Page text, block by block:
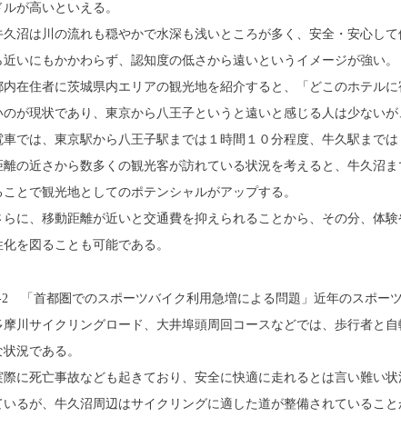
ルが高いといえる。
久沼は川の流れも穏やかで水深も浅いところが多く、安全・安心し
近いにもかかわらず、認知度の低さから遠いというイメージが強い
内在住者に茨城県内エリアの観光地を紹介すると、「どこのホテル
のが現状であり、東京から八王子というと遠いと感じる人は少ない
車では、東京駅から八王子駅までは１時間１０分程度、牛久駅まで
離の近さから数多くの観光客が訪れている状況を考えると、牛久沼
ことで観光地としてのポテンシャルがアップする。
らに、移動距離が近いと交通費を抑えられることから、その分、体
化を図ることも可能である。
2 「首都圏でのスポーツバイク利用急増による問題」近年のスポー
摩川サイクリングロード、大井埠頭周回コースなどでは、歩行者と
状況である。
際に死亡事故なども起きており、安全に快適に走れるとは言い難い
いるが、牛久沼周辺はサイクリングに適した道が整備されているこ